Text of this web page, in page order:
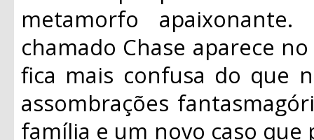
metamorfo
chamado Chase aparece
fica mais confusa do que
assombrações
família e um novo caso que